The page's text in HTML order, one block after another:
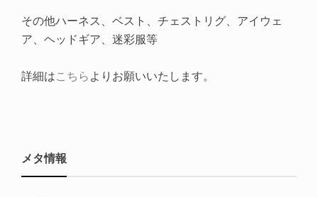
その他ハーネス、ベスト、チェストリグ、アイウェ
ア、ヘッドギア、迷彩服等
詳細はこちら よりお願いいたします。
メタ情報